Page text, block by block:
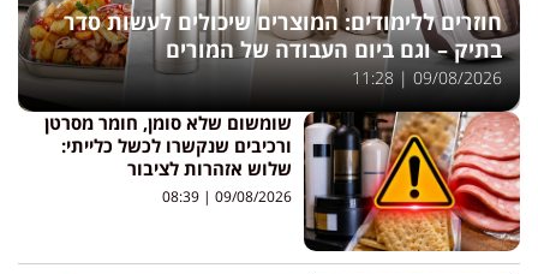
חוזרים ללימודים: המוצרים שיכולים לעשות סדר
בתיק – וגם ביום העבודה של המורים
09/08/2026
שומשום שלא סומן, חומר מסרטן
ורכיבים שנקשרו לכשל כלייתי:
שלוש אזהרות לציבור
09/08/2026